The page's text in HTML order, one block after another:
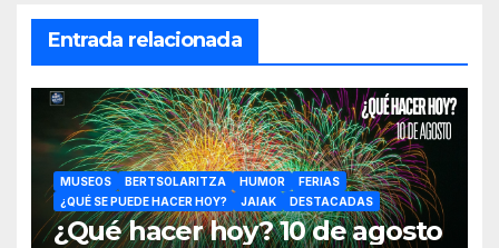
Entrada relacionada
MUSEOS BERTSOLARITZA HUMOR
FERIAS
¿QUÉ SE PUEDE HACER HOY?
JAIAK DESTACADAS
¿Qué hacer hoy? 10 de agosto